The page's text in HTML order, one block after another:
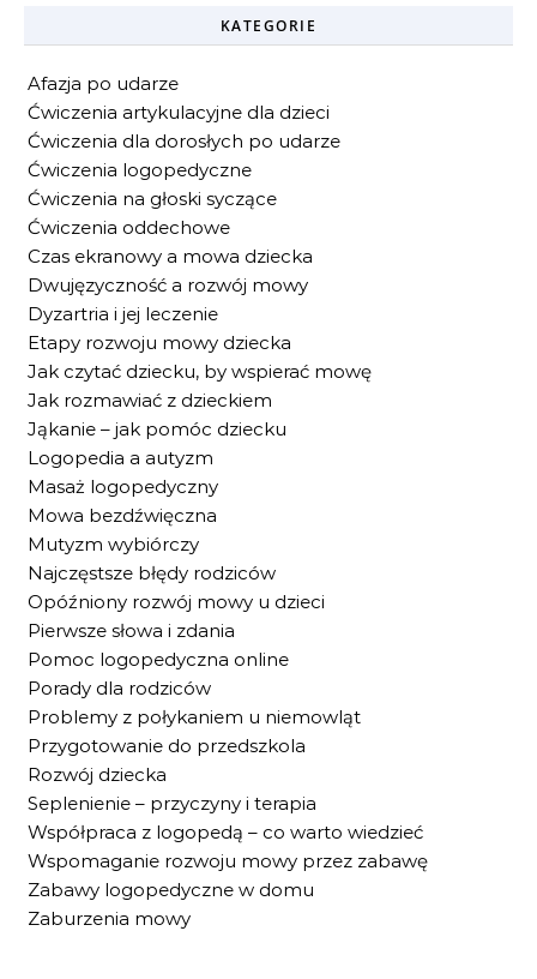
KATEGORIE
Afazja po udarze
Ćwiczenia artykulacyjne dla dzieci
Ćwiczenia dla dorosłych po udarze
Ćwiczenia logopedyczne
Ćwiczenia na głoski syczące
Ćwiczenia oddechowe
Czas ekranowy a mowa dziecka
Dwujęzyczność a rozwój mowy
Dyzartria i jej leczenie
Etapy rozwoju mowy dziecka
Jak czytać dziecku, by wspierać mowę
Jak rozmawiać z dzieckiem
Jąkanie – jak pomóc dziecku
Logopedia a autyzm
Masaż logopedyczny
Mowa bezdźwięczna
Mutyzm wybiórczy
Najczęstsze błędy rodziców
Opóźniony rozwój mowy u dzieci
Pierwsze słowa i zdania
Pomoc logopedyczna online
Porady dla rodziców
Problemy z połykaniem u niemowląt
Przygotowanie do przedszkola
Rozwój dziecka
Seplenienie – przyczyny i terapia
Współpraca z logopedą – co warto wiedzieć
Wspomaganie rozwoju mowy przez zabawę
Zabawy logopedyczne w domu
Zaburzenia mowy